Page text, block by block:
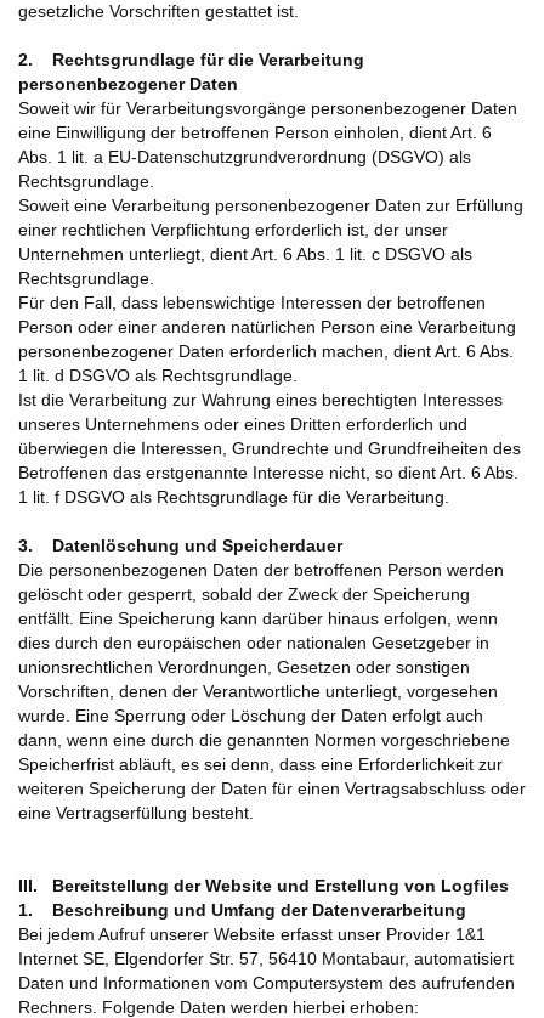
gesetzliche Vorschriften gestattet ist.
2. Rechtsgrundlage für die Verarbeitung
personenbezogener Daten
Soweit wir für Verarbeitungsvorgänge personenbezogener Daten
eine Einwilligung der betroffenen Person einholen, dient Art. 6
Abs. 1 lit. a EU-Datenschutzgrundverordnung (DSGVO) als
Rechtsgrundlage.
Soweit eine Verarbeitung personenbezogener Daten zur Erfüllung
einer rechtlichen Verpflichtung erforderlich ist, der unser
Unternehmen unterliegt, dient Art. 6 Abs. 1 lit. c DSGVO als
Rechtsgrundlage.
Für den Fall, dass lebenswichtige Interessen der betroffenen
Person oder einer anderen natürlichen Person eine Verarbeitung
personenbezogener Daten erforderlich machen, dient Art. 6 Abs.
1 lit. d DSGVO als Rechtsgrundlage.
Ist die Verarbeitung zur Wahrung eines berechtigten Interesses
unseres Unternehmens oder eines Dritten erforderlich und
überwiegen die Interessen, Grundrechte und Grundfreiheiten des
Betroffenen das erstgenannte Interesse nicht, so dient Art. 6 Abs.
1 lit. f DSGVO als Rechtsgrundlage für die Verarbeitung.
3. Datenlöschung und Speicherdauer
Die personenbezogenen Daten der betroffenen Person werden
gelöscht oder gesperrt, sobald der Zweck der Speicherung
entfällt. Eine Speicherung kann darüber hinaus erfolgen, wenn
dies durch den europäischen oder nationalen Gesetzgeber in
unionsrechtlichen Verordnungen, Gesetzen oder sonstigen
Vorschriften, denen der Verantwortliche unterliegt, vorgesehen
wurde. Eine Sperrung oder Löschung der Daten erfolgt auch
dann, wenn eine durch die genannten Normen vorgeschriebene
Speicherfrist abläuft, es sei denn, dass eine Erforderlichkeit zur
weiteren Speicherung der Daten für einen Vertragsabschluss oder
eine Vertragserfüllung besteht.
III. Bereitstellung der Website und Erstellung von Logfiles
1. Beschreibung und Umfang der Datenverarbeitung
Bei jedem Aufruf unserer Website erfasst unser Provider 1&1
Internet SE, Elgendorfer Str. 57, 56410 Montabaur, automatisiert
Daten und Informationen vom Computersystem des aufrufenden
Rechners. Folgende Daten werden hierbei erhoben: